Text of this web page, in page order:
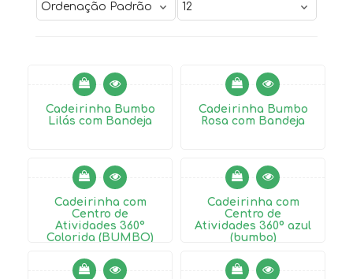
Cadeirinha Bumbo
Lilás com Bandeja
Cadeirinha Bumbo
Rosa com Bandeja
Cadeirinha com
Centro de
Atividades 360°
Colorida (BUMBO)
Cadeirinha com
Centro de
Atividades 360º azul
(bumbo)
ALUGADO ALUGADO